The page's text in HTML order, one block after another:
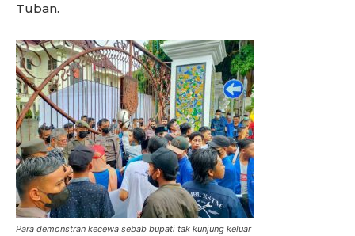
Tuban.
Para demonstran kecewa sebab bupati tak kunjung keluar